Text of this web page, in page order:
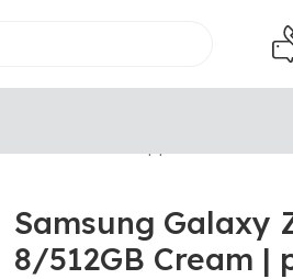
Samsung Galaxy
8/512GB Cream |